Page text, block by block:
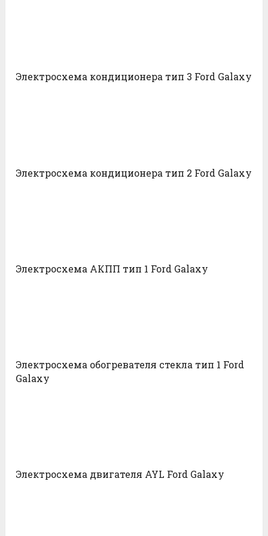
Электросхема кондиционера тип 3 Ford Galaxy
Электросхема кондиционера тип 2 Ford Galaxy
Электросхема АКПП тип 1 Ford Galaxy
Электросхема обогревателя стекла тип 1 Ford
Galaxy
Электросхема двигателя AYL Ford Galaxy